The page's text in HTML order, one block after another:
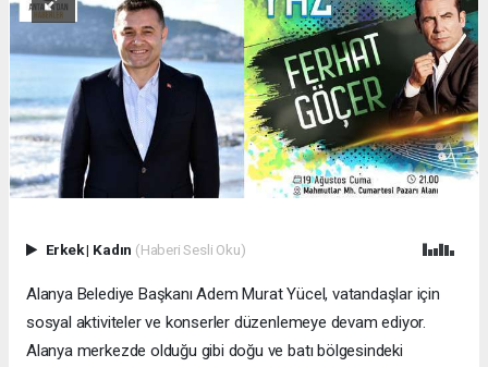
Erkek| Kadın (Haberi Sesli Oku)
Alanya Belediye Başkanı Adem Murat Yücel, vatandaşlar için
sosyal aktiviteler ve konserler düzenlemeye devam ediyor.
Alanya merkezde olduğu gibi doğu ve batı bölgesindeki